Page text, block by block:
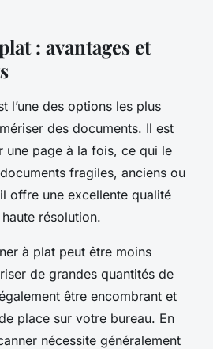
: avantages et
l’une des options les plus
des documents. Il est
une page à la fois, ce qui le
fragiles, anciens ou
offre une excellente qualité
résolution.
à plat peut être moins
de grandes quantités de
être encombrant et
place sur votre bureau. En
nécessite généralement